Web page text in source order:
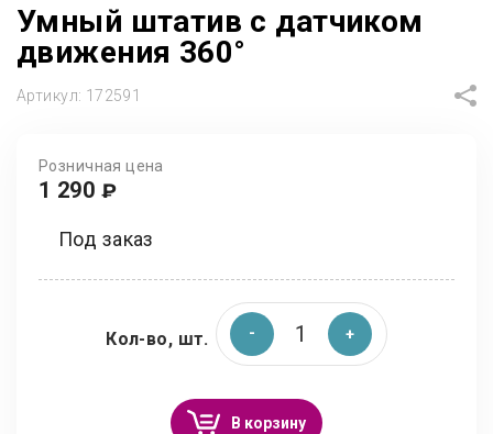
Умный штатив с датчиком
движения 360°
Артикул: 172591
Розничная цена
1 290 ₽
Под заказ
Кол-во, шт.
В корзину